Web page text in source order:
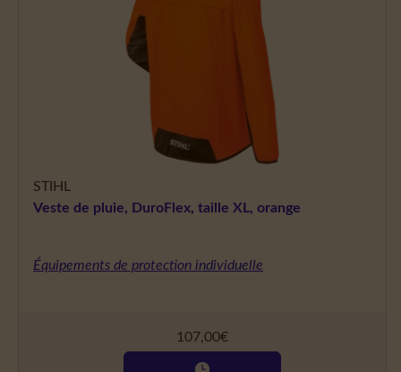
STIHL
Veste de pluie, DuroFlex, taille XL, orange
Équipements de protection individuelle
107,00€